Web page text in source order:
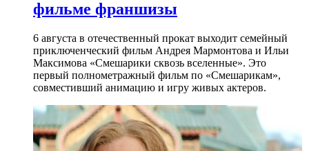
фильме франшизы
6 августа в отечественный прокат выходит семейный
приключенческий фильм Андрея Мармонтова и Ильи
Максимова «Смешарики сквозь вселенные». Это
первый полнометражный фильм по «Смешарикам»,
совместивший анимацию и игру живых актеров.